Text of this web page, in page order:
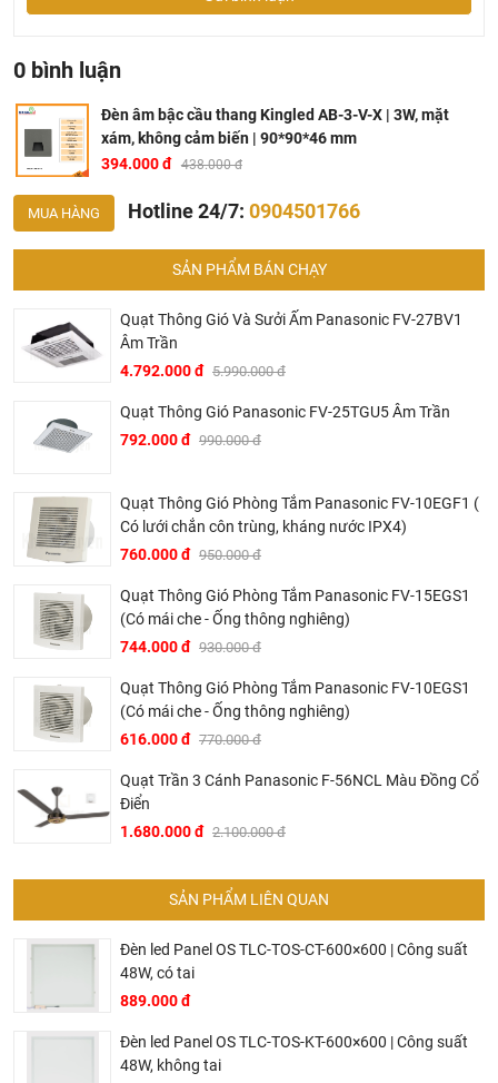
0 bình luận
Đèn âm bậc cầu thang Kingled AB-3-V-X | 3W, mặt
xám, không cảm biến | 90*90*46 mm
394.000 đ 438.000 đ
MUA HÀNG Hotline 24/7: 0904501766
SẢN PHẨM BÁN CHẠY
Quạt Thông Gió Và Sưởi Ấm Panasonic FV-27BV1
Âm Trần
4.792.000 đ 5.990.000 đ
Quạt Thông Gió Panasonic FV-25TGU5 Âm Trần
792.000 đ 990.000 đ
Quạt Thông Gió Phòng Tắm Panasonic FV-10EGF1 (
Có lưới chắn côn trùng, kháng nước IPX4)
760.000 đ 950.000 đ
Quạt Thông Gió Phòng Tắm Panasonic FV-15EGS1
(Có mái che - Ống thông nghiêng)
744.000 đ 930.000 đ
Quạt Thông Gió Phòng Tắm Panasonic FV-10EGS1
(Có mái che - Ống thông nghiêng)
616.000 đ 770.000 đ
Quạt Trần 3 Cánh Panasonic F-56NCL Màu Đồng Cổ
Điển
1.680.000 đ 2.100.000 đ
SẢN PHẨM LIÊN QUAN
Đèn led Panel OS TLC-TOS-CT-600×600 | Công suất
48W, có tai
889.000 đ
Đèn led Panel OS TLC-TOS-KT-600×600 | Công suất
48W, không tai